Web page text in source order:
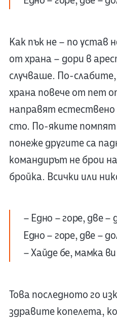
Как пък не – по
от храна – дори в
случваше. По-
храна повече от пет
направят
сто. По-яките помпят
понеже другите са
командирът не брои
бройка. Всички или
– Едно – горе, две –
Едно – горе, две –
– Хайде бе, мамка
Това последното го
здравите копелета,